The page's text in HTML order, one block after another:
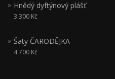
Hnědý dyftýnový plášť
3 300 Kč
Šaty ČARODĚJKA
4 700 Kč